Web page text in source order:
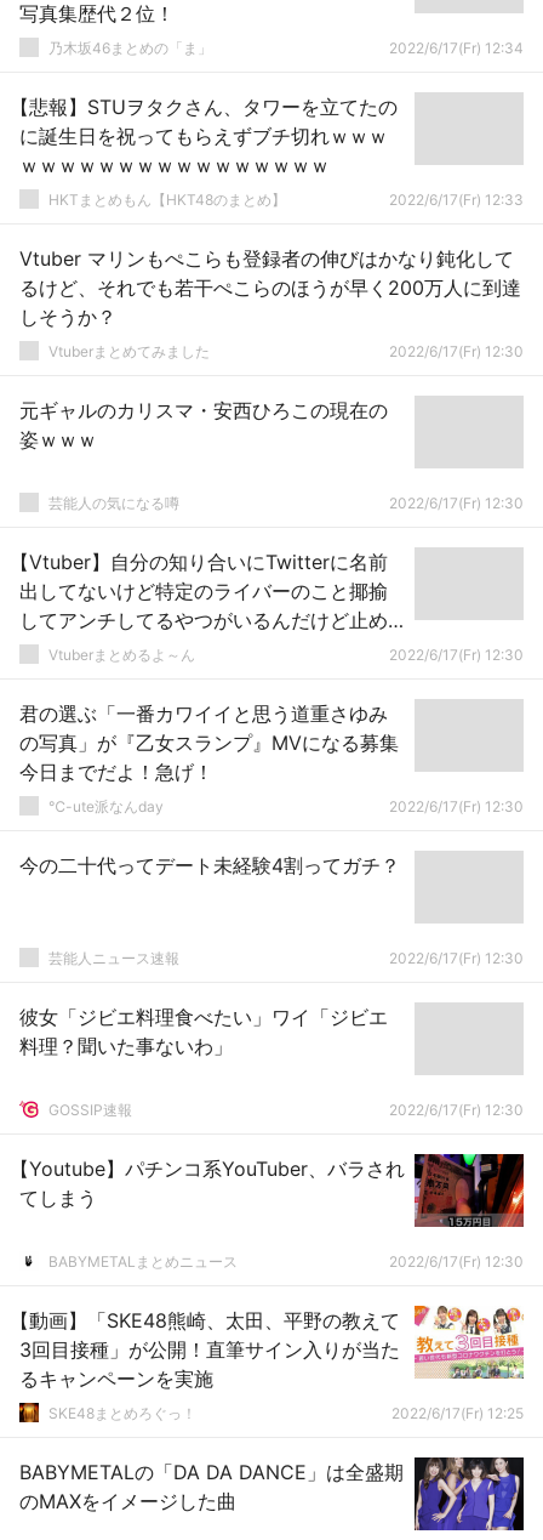
写真集歴代２位！
乃木坂46まとめの「ま」 2022/6/17(Fr) 12:34
【悲報】STUヲタクさん、タワーを立てたの
に誕生日を祝ってもらえずブチ切れｗｗｗ
ｗｗｗｗｗｗｗｗｗｗｗｗｗｗｗｗ
HKTまとめもん【HKT48のまとめ】 2022/6/17(Fr) 12:33
Vtuber マリンもぺこらも登録者の伸びはかなり鈍化して
るけど、それでも若干ぺこらのほうが早く200万人に到達
しそうか？
Vtuberまとめてみました 2022/6/17(Fr) 12:30
元ギャルのカリスマ・安西ひろこの現在の
姿ｗｗｗ
芸能人の気になる噂 2022/6/17(Fr) 12:30
【Vtuber】自分の知り合いにTwitterに名前
出してないけど特定のライバーのこと揶揄
してアンチしてるやつがいるんだけど止め
た方がいい？
Vtuberまとめるよ～ん 2022/6/17(Fr) 12:30
君の選ぶ「一番カワイイと思う道重さゆみ
の写真」が『乙女スランプ』MVになる募集
今日までだよ！急げ！
℃-ute派なんday 2022/6/17(Fr) 12:30
今の二十代ってデート未経験4割ってガチ？
芸能人ニュース速報 2022/6/17(Fr) 12:30
彼女「ジビエ料理食べたい」ワイ「ジビエ
料理？聞いた事ないわ」
GOSSIP速報 2022/6/17(Fr) 12:30
【Youtube】パチンコ系YouTuber、バラされ
てしまう
BABYMETALまとめニュース 2022/6/17(Fr) 12:30
【動画】「SKE48熊崎、太田、平野の教えて
3回目接種」が公開！直筆サイン入りが当た
るキャンペーンを実施
SKE48まとめろぐっ！ 2022/6/17(Fr) 12:25
BABYMETALの「DA DA DANCE」は全盛期
のMAXをイメージした曲